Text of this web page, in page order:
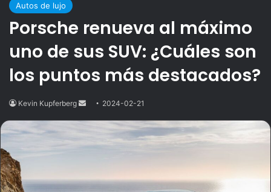
Autos de lujo
Porsche renueva al máximo
uno de sus SUV: ¿Cuáles son
los puntos más destacados?
Kevin Kupferberg
Send
email
2024-02-21